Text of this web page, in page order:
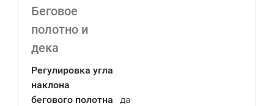
Беговое
полотно и
дека
Регулировка угла
наклона
бегового полотна
да